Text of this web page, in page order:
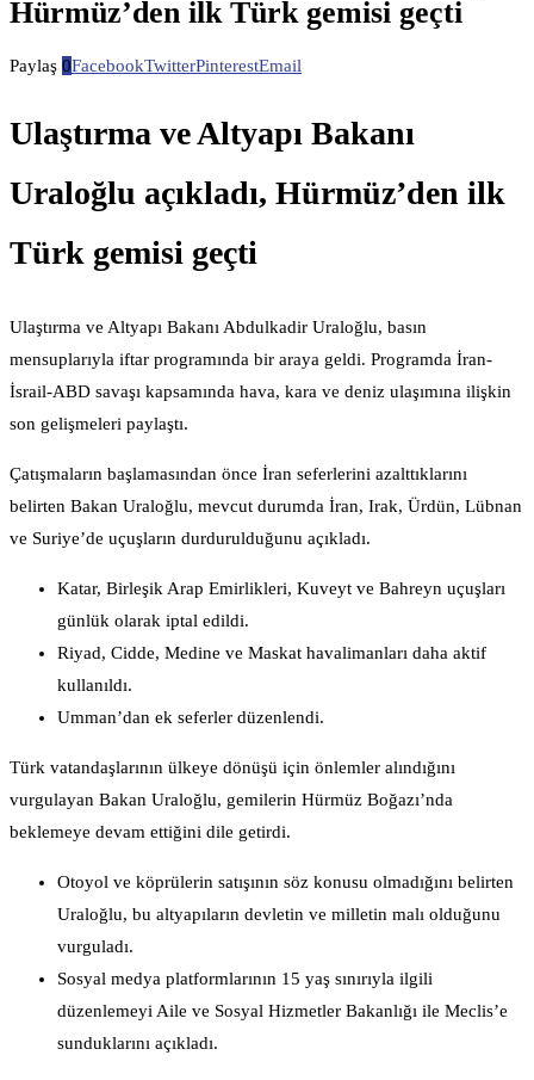
Hürmüz’den ilk Türk gemisi geçti
Paylaş 0FacebookTwitterPinterestEmail
Ulaştırma ve Altyapı Bakanı
Uraloğlu açıkladı, Hürmüz’den ilk
Türk gemisi geçti
Ulaştırma ve Altyapı Bakanı Abdulkadir Uraloğlu, basın
mensuplarıyla iftar programında bir araya geldi. Programda İran-
İsrail-ABD savaşı kapsamında hava, kara ve deniz ulaşımına ilişkin
son gelişmeleri paylaştı.
Çatışmaların başlamasından önce İran seferlerini azalttıklarını
belirten Bakan Uraloğlu, mevcut durumda İran, Irak, Ürdün, Lübnan
ve Suriye’de uçuşların durdurulduğunu açıkladı.
Katar, Birleşik Arap Emirlikleri, Kuveyt ve Bahreyn uçuşları
günlük olarak iptal edildi.
Riyad, Cidde, Medine ve Maskat havalimanları daha aktif
kullanıldı.
Umman’dan ek seferler düzenlendi.
Türk vatandaşlarının ülkeye dönüşü için önlemler alındığını
vurgulayan Bakan Uraloğlu, gemilerin Hürmüz Boğazı’nda
beklemeye devam ettiğini dile getirdi.
Otoyol ve köprülerin satışının söz konusu olmadığını belirten
Uraloğlu, bu altyapıların devletin ve milletin malı olduğunu
vurguladı.
Sosyal medya platformlarının 15 yaş sınırıyla ilgili
düzenlemeyi Aile ve Sosyal Hizmetler Bakanlığı ile Meclis’e
sunduklarını açıkladı.